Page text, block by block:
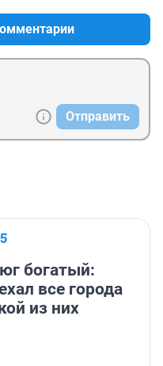
Отправить
богатый:
все города
из них